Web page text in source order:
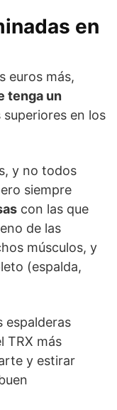
en
euros más,
tenga un
en los
y no todos
siempre
con las que
de las
músculos, y
(espalda,
espalderas
TRX más
y estirar